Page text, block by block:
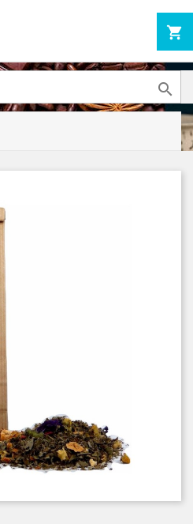
shopping_cart
